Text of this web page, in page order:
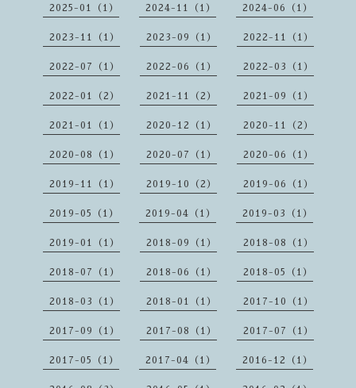
2025-01（1） 2024-11（1） 2024-06（1）
2023-11（1） 2023-09（1） 2022-11（1）
2022-07（1） 2022-06（1） 2022-03（1）
2022-01（2） 2021-11（2） 2021-09（1）
2021-01（1） 2020-12（1） 2020-11（2）
2020-08（1） 2020-07（1） 2020-06（1）
2019-11（1） 2019-10（2） 2019-06（1）
2019-05（1） 2019-04（1） 2019-03（1）
2019-01（1） 2018-09（1） 2018-08（1）
2018-07（1） 2018-06（1） 2018-05（1）
2018-03（1） 2018-01（1） 2017-10（1）
2017-09（1） 2017-08（1） 2017-07（1）
2017-05（1） 2017-04（1） 2016-12（1）